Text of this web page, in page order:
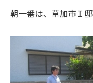
朝一番は、草加市Ｉ邸